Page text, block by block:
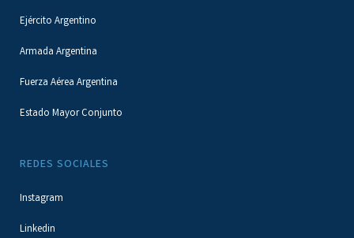
Ejército Argentino
Armada Argentina
Fuerza Aérea Argentina
Estado Mayor Conjunto
REDES SOCIALES
Instagram
Linkedin